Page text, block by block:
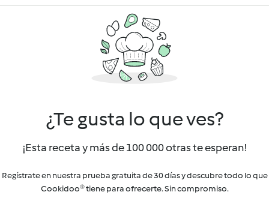
¿Te gusta lo que ves?
¡Esta receta y más de 100 000 otras te esperan!
Regístrate en nuestra prueba gratuita de 30 días y descubre todo lo que
Cookidoo® tiene para ofrecerte. Sin compromiso.